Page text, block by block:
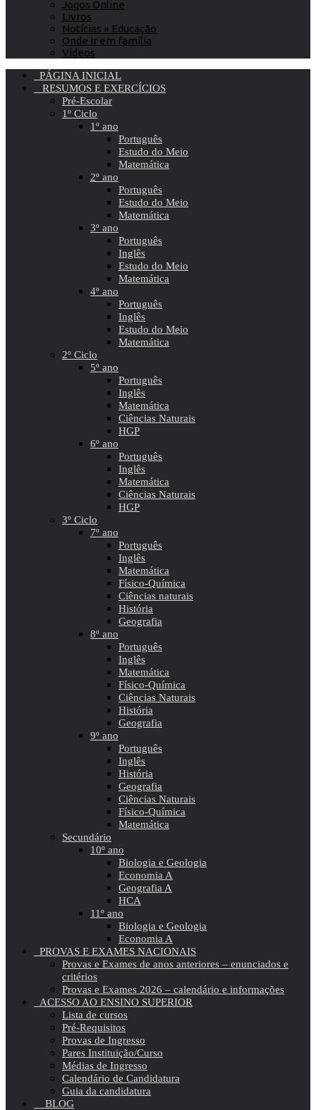
Jogos Online
Livros
Notícias » Educação
Onde ir em família
Vídeos
PÁGINA INICIAL
RESUMOS E EXERCÍCIOS
Pré-Escolar
1º Ciclo
1º ano
Português
Estudo do Meio
Matemática
2º ano
Português
Estudo do Meio
Matemática
3º ano
Português
Inglês
Estudo do Meio
Matemática
4º ano
Português
Inglês
Estudo do Meio
Matemática
2º Ciclo
5º ano
Português
Inglês
Matemática
Ciências Naturais
HGP
6º ano
Português
Inglês
Matemática
Ciências Naturais
HGP
3º Ciclo
7º ano
Português
Inglês
Matemática
Físico-Química
Ciências naturais
História
Geografia
8º ano
Português
Inglês
Matemática
Físico-Química
Ciências Naturais
História
Geografia
9º ano
Português
Inglês
História
Geografia
Ciências Naturais
Físico-Química
Matemática
Secundário
10º ano
Biologia e Geologia
Economia A
Geografia A
HCA
11º ano
Biologia e Geologia
Economia A
PROVAS E EXAMES NACIONAIS
Provas e Exames de anos anteriores – enunciados e
critérios
Provas e Exames 2026 – calendário e informações
ACESSO AO ENSINO SUPERIOR
Lista de cursos
Pré-Requisitos
Provas de Ingresso
Pares Instituição/Curso
Médias de Ingresso
Calendário de Candidatura
Guia da candidatura
BLOG